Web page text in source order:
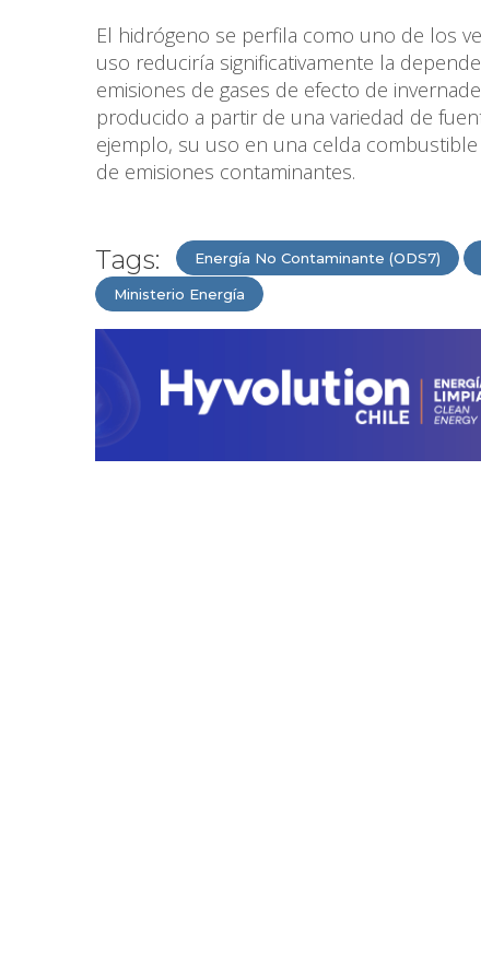
El hidrógeno se perfila como uno de los
uso reduciría significativamente la
emisiones de gases de efecto de
producido a partir de una variedad de
ejemplo, su uso en una celda
de emisiones contaminantes.
Tags: Energía No Contaminante (ODS7)
Ministerio Energía